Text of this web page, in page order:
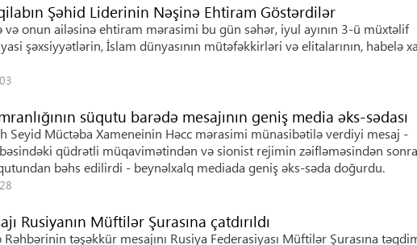
Şəhid Liderinin Nəşinə Ehtiram Göstərdilər
onun ailəsinə ehtiram mərasimi bu gün səhər, iyul ayının 3-ü müxtəlif
şəxsiyyətlərin, İslam dünyasının mütəfəkkirləri və elitalarının, habelə
süqutu barədə mesajının geniş media əks-sədası
Seyid Müctəba Xameneinin Həcc mərasimi münasibətilə verdiyi mesaj -
qüdrətli müqavimətindən və sionist rejimin zəifləməsindən sonra
bəhs edilirdi - beynəlxalq mediada geniş əks-səda doğurdu.
Rusiyanın Müftilər Şurasına çatdırıldı
təşəkkür mesajını Rusiya Federasiyası Müftilər Şurasına